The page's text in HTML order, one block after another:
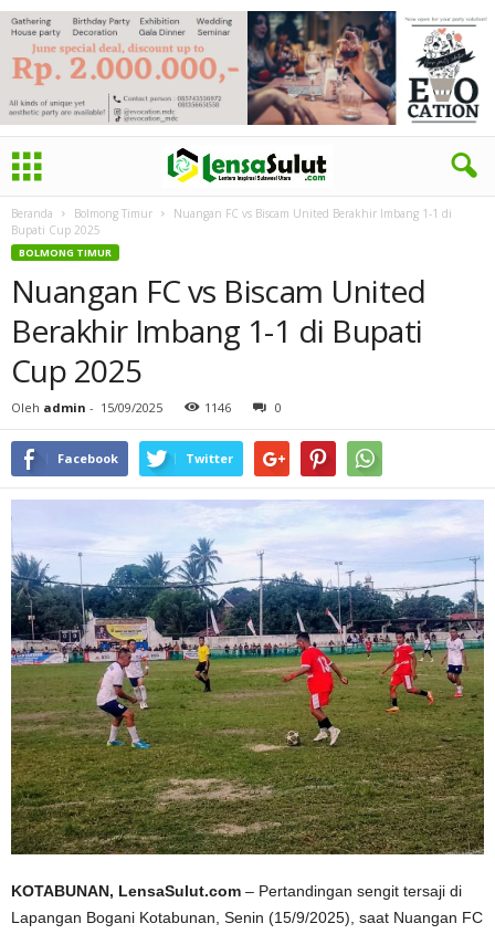
Beranda Bolmong Timur
Nuangan FC vs Biscam United Berakhir Imbang 1-1 di
Bupati Cup 2025
BOLMONG TIMUR
Nuangan FC vs Biscam United
Berakhir Imbang 1-1 di Bupati
Cup 2025
Oleh admin - 15/09/2025 1146 0
Facebook Twitter
KOTABUNAN, LensaSulut.com – Pertandingan sengit tersaji di
Lapangan Bogani Kotabunan, Senin (15/9/2025), saat Nuangan FC